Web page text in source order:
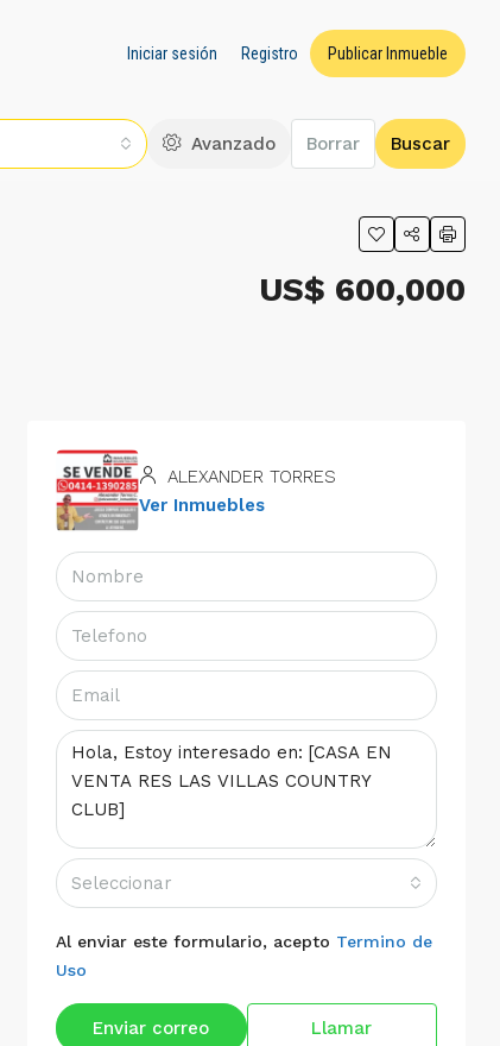
Iniciar sesión Registro Publicar Inmueble
Avanzado Borrar Buscar
US$ 600,000
ALEXANDER TORRES
Ver Inmuebles
Seleccionar
Al enviar este formulario, acepto Termino de
Uso
Enviar correo Llamar